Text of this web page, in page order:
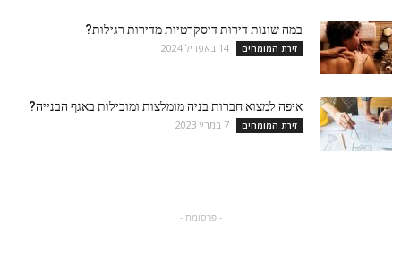
במה שונות דירות דיסקרטיות מדירות רגילות?
זירת המומחים 14 באפריל 2024
איפה למצוא חברות בניה מומלצות ומובילות באגף הבנייה?
זירת המומחים 7 במרץ 2023
- פרסומת -